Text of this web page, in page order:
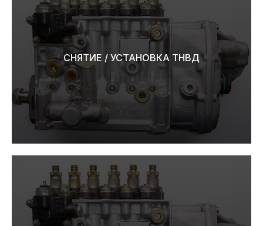
СНЯТИЕ / УСТАНОВКА ТНВД